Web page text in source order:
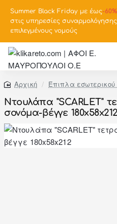
Summer Black Friday με έως-60%
στις υπηρεσίες
επιλεγμένους νομούς
home
Έπιπλα
Ντουλάπα "SCARLET"
σονόμα-βέγγε 180x58x212